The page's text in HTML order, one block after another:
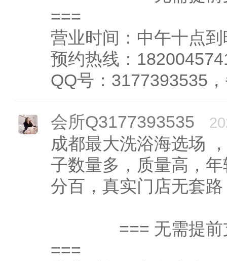
===
营业时间：中午十点
预约热线：
QQ号：3177393535
会所Q3177393535
成都最大洗浴海选场
子数量多，质量高，
分百，真实门店无
=== 无需提前支
===